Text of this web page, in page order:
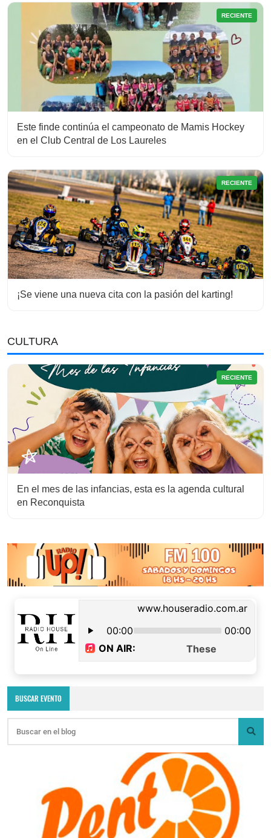
RECIENTE
Este finde continúa el campeonato de Mamis Hockey
en el Club Central de Los Laureles
RECIENTE
¡Se viene una nueva cita con la pasión del karting!
CULTURA
RECIENTE
En el mes de las infancias, esta es la agenda cultural
en Reconquista
BUSCAR EVENTO